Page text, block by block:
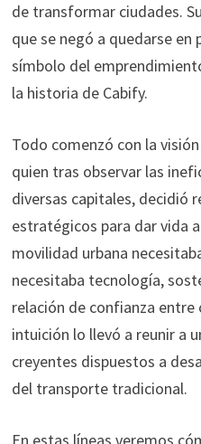
de transformar ciudades.
que se negó a quedarse en
símbolo del
la historia de Cabify.
Todo comenzó con la
quien tras observar las
diversas capitales, decidió
estratégicos para dar vida
movilidad urbana
necesitaba tecnología,
relación de confianza entre
intuición lo llevó a reunir a
creyentes dispuestos a
del transporte tradicional.